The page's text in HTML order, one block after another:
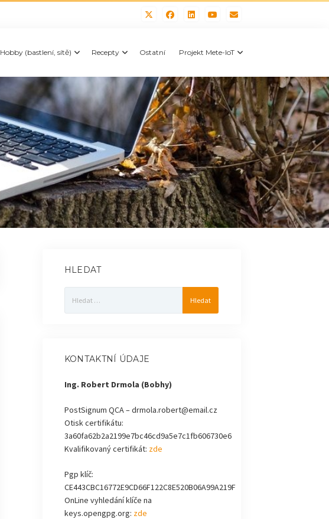
Hobby (bastlení, sítě) Recepty Ostatní Projekt Mete-IoT
HLEDAT
KONTAKTNÍ ÚDAJE
Ing. Robert Drmola (Bobhy)
PostSignum QCA – drmola.robert@email.cz
Otisk certifikátu:
3a60fa62b2a2199e7bc46cd9a5e7c1fb606730e6
Kvalifikovaný certifikát: zde
Pgp klíč:
CE443CBC16772E9CD66F122C8E520B06A99A219F
OnLine vyhledání klíče na
keys.opengpg.org: zde